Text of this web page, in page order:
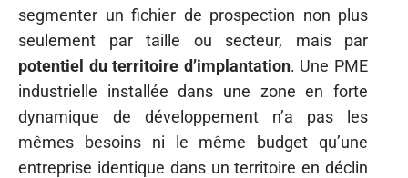
segmenter un fichier de prospection non plus
seulement par taille ou secteur, mais par
potentiel du territoire d’implantation. Une PME
industrielle installée dans une zone en forte
dynamique de développement n’a pas les
mêmes besoins ni le même budget qu’une
entreprise identique dans un territoire en déclin